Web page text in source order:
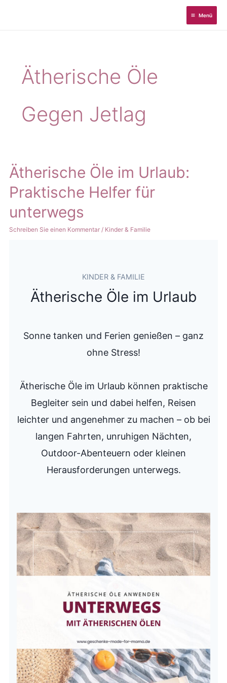
Menü
Ätherische Öle
Gegen Jetlag
Ätherische Öle im Urlaub:
Praktische Helfer für
unterwegs
Schreiben Sie einen Kommentar / Kinder & Familie
KINDER & FAMILIE
Ätherische Öle im Urlaub
Sonne tanken und Ferien genießen – ganz
ohne Stress!
Ätherische Öle im Urlaub können praktische
Begleiter sein und dabei helfen, Reisen
leichter und angenehmer zu machen – ob bei
langen Fahrten, unruhigen Nächten,
Outdoor-Abenteuern oder kleinen
Herausforderungen unterwegs.